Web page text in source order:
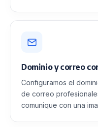
Dominio y correo
Configuramos el
de correo
comunique con una